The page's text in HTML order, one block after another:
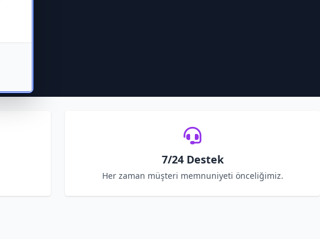
7/24 Destek
Her zaman müşteri memnuniyeti önceliğimiz.